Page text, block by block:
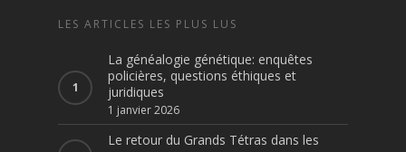
LES ARTICLES LES PLUS LUS
La généalogie génétique: enquêtes
policières, questions éthiques et
juridiques
1 janvier 2026
Le retour du Grands Tétras dans les